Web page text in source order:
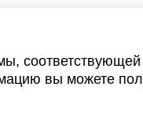
вы можете